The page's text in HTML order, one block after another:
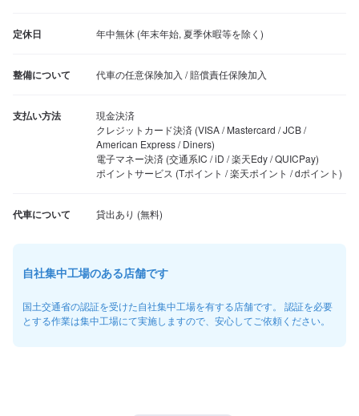
定休日 年中無休 (年末年始, 夏季休暇等を除く)
整備について 代車の任意保険加入 / 賠償責任保険加入
支払い方法
現金決済
クレジットカード決済 (VISA / Mastercard / JCB /
American Express / Diners)
電子マネー決済 (交通系IC / iD / 楽天Edy / QUICPay)
ポイントサービス (Tポイント / 楽天ポイント / dポイント)
代車について
自社集中工場のある店舗です
国土交通省の認証を受けた自社集中工場を有する店舗です。 認証を必要
とする作業は集中工場にて実施しますので、安心してご依頼ください。